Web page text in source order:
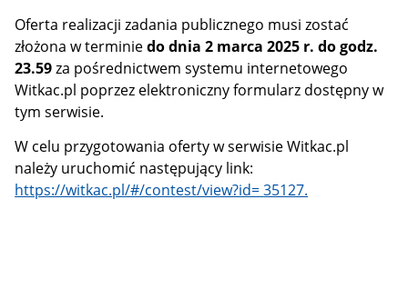
Oferta realizacji zadania publicznego musi zostać
złożona w terminiedo dnia 2 marca 2025 r. do godz.
23.59za pośrednictwem systemu internetowego
Witkac.pl poprzez elektroniczny formularz dostępny w
tym serwisie.
W celu przygotowania oferty w serwisie Witkac.pl
należy uruchomić następujący link:
https://witkac.pl/#/contest/view?id=35127.